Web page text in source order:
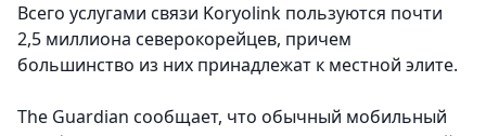
Всего услугами связи Koryolink пользуются почти
2,5 миллиона северокорейцев, причем
большинство из них принадлежат к местной элите.
The Guardian сообщает, что обычный мобильный